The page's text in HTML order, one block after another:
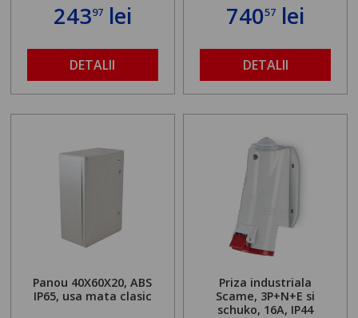
24397lei
DETALII
74057 lei
DETALII
Panou 40X60X20, ABS
IP65, usa mata clasic
Priza industriala
Scame, 3P+N+E si
schuko, 16A, IP44